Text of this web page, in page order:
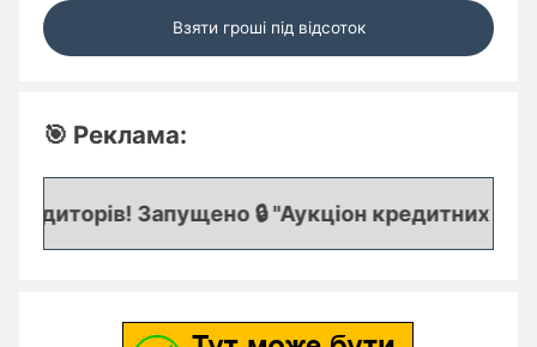
Взяти гроші під відсоток
🎯 Реклама:
Запущено 🔒 "Аукціон кредитних